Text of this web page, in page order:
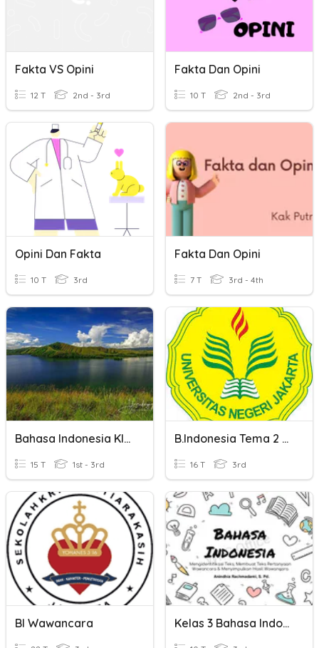
Fakta VS Opini
12 T 2nd - 3rd
Fakta Dan Opini
10 T 2nd - 3rd
Opini Dan Fakta
10 T 3rd
Fakta Dan Opini
7 T 3rd - 4th
Bahasa Indonesia Kls 8
15 T 1st - 3rd
B.indonesia Tema 2 Kd.3.5
16 T 3rd
BI Wawancara Kelas 3 Bahasa Indonesia Tema 2 Subtema 3 - Wawancara